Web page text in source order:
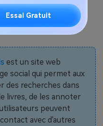
Essai Gratuit
c'est le tour des
est un site web
social qui permet aux
des recherches dans
livres, de les annoter
peuvent
avec d'autres